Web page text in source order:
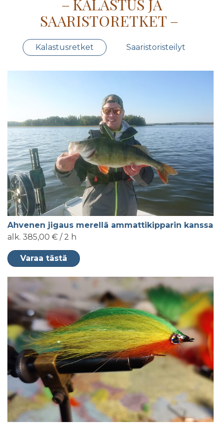
KALASTUS JA
SAARISTORETKET
Kalastusretket Saaristoristeilyt
Ahvenen jigaus merellä ammattikipparin kanssa
alk. 385,00 € / 2 h
Varaa tästä